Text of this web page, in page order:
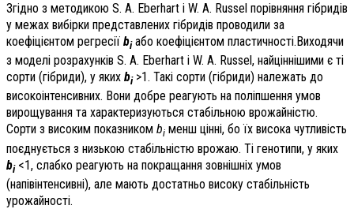
Згідно з методикою S. A. Eberhart і W. A. Russel порівняння гібридів
у межах вибірки представлених гібридів проводили за
коефіцієнтом регресії biабо коефіцієнтом пластичності.Виходячи
з моделі розрахунків S. A. Eberhart і W. A. Russel, найціннішими є ті
сорти (гібриди), у яких bi>1. Такі сорти (гібриди) належать до
високоінтенсивних. Вони добре реагують на поліпшення умов
вирощування та характеризуються стабільною врожайністю.
Сорти з високим показником bi менш цінні, бо їх висока чутливість
поєднується з низькою стабільністю врожаю. Ті генотипи, у яких
bi<1, слабко реагують на покращання зовнішніх умов
(напівінтенсивні), але мають достатньо високу стабільність
урожайності.